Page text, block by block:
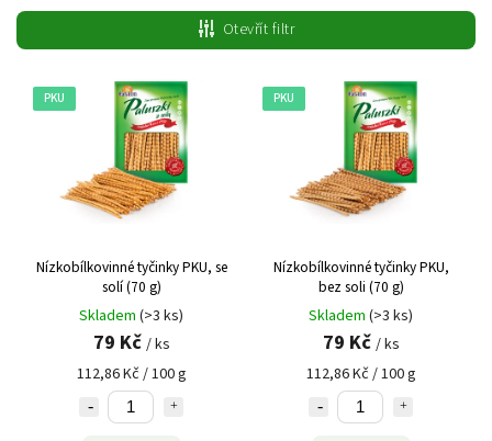
Nejlevnější
Nejdražší
Abecedně
Otevřít filtr
PKU
Nízkobílkovinné tyčinky PKU, se
solí (70 g)
Skladem (>3 ks)
79 Kč / ks
112,86 Kč / 100 g
PKU
Nízkobílkovinné tyčinky PKU,
bez soli (70 g)
Skladem (>3 ks)
79 Kč / ks
112,86 Kč / 100 g